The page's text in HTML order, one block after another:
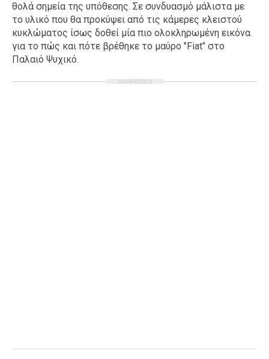
θολά σημεία της υπόθεσης. Σε συνδυασμό μάλιστα με
το υλικό που θα προκύψει από τις κάμερες κλειστού
κυκλώματος ίσως δοθεί μία πιο ολοκληρωμένη εικόνα
για το πώς και πότε βρέθηκε το μαύρο "Fiat" στο
Παλαιό Ψυχικό.
ΔΙΑΦΗΜΙΣΗ